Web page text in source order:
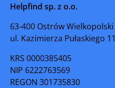
Staszów
Suchedniów
Helpfind sp. z o.o.
63-400 Ostrów Wielkopolski
ul. Kazimierza Pułaskiego 11
KRS 0000385405
NIP 6222763569
REGON 301735830